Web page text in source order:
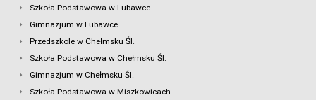
Szkoła Podstawowa w Lubawce
Gimnazjum w Lubawce
Przedszkole w Chełmsku Śl.
Szkoła Podstawowa w Chełmsku Śl.
Gimnazjum w Chełmsku Śl.
Szkoła Podstawowa w Miszkowicach.